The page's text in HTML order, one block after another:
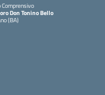
Don Tonino Bello
(BA)
la pagina iniziale della scuola